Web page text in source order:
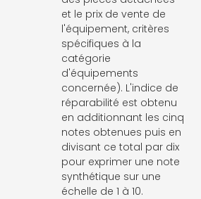
et le prix de vente de
l'équipement, critères
spécifiques à la
catégorie
d'équipements
concernée). L'indice de
réparabilité est obtenu
en additionnant les cinq
notes obtenues puis en
divisant ce total par dix
pour exprimer une note
synthétique sur une
échelle de 1 à 10.